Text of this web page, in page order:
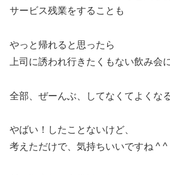
サービス残業をすることも
やっと帰れると思ったら
上司に誘われ行きたくもない飲み会
全部、ぜーんぶ、してなくてよくな
やばい！したことないけど、
考えただけで、気持ちいいですね ^